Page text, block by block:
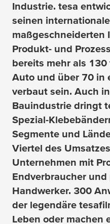
Industrie. tesa
seinen
maßgeschneiderten
Produkt- und
bereits mehr als 130
Auto und über 70 in
verbaut sein. Auch
Bauindustrie dringt
Spezial-
Segmente und
Viertel des
Unternehmen mit
Endverbraucher
Handwerker. 300
der legendäre
Leben oder machen